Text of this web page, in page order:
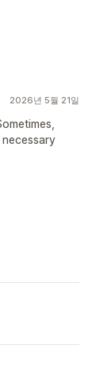
2026년 5월 21일